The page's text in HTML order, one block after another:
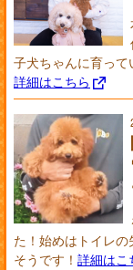
子犬ちゃんに育って
詳細はこちら
た！始めはトイレ
そうです！ 詳細はこ